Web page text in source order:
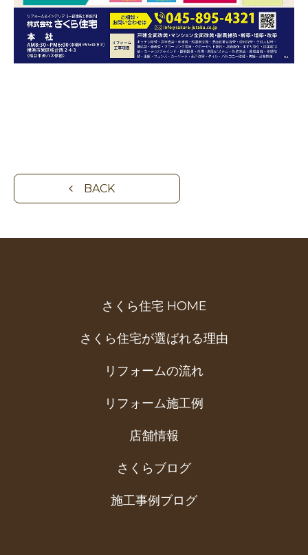
BACK
さくら住宅 HOME
さくら住宅が選ばれる理由
リフォームの流れ
リフォーム施工例
店舗情報
さくらブログ
施工事例ブログ